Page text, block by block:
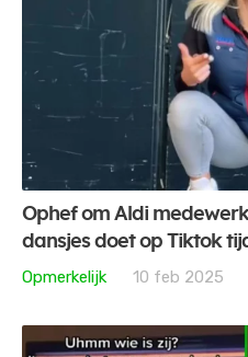
Ophef om Aldi
dansjes doet op Tiktok
Opmerkelijk
10 feb 2025